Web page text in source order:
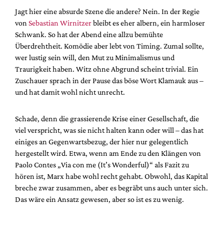
Jagt hier eine absurde Szene die andere? Nein. In der Regie
vonSebastian Wirnitzerbleibt es eher albern, ein harmloser
Schwank. So hat der Abend eine allzu bemühte
Überdrehtheit. Komödie aber lebt von Timing. Zumal sollte,
wer lustig sein will, den Mut zu Minimalismus und
Traurigkeit haben. Witz ohne Abgrund scheint trivial. Ein
Zuschauer sprach in der Pause das böse Wort Klamauk aus –
und hat damit wohl nicht unrecht.
Schade, denn die grassierende Krise einer Gesellschaft, die
viel verspricht, was sie nicht halten kann oder will – das hat
einiges an Gegenwartsbezug, der hier nur gelegentlich
hergestellt wird. Etwa, wenn am Ende zu den Klängen von
Paolo Contes „Via con me (It’s Wonderful)“ als Fazit zu
hören ist, Marx habe wohl recht gehabt. Obwohl, das Kapital
breche zwar zusammen, aber es begräbt uns auch unter sich.
Das wäre ein Ansatz gewesen, aber so ist es zu wenig.